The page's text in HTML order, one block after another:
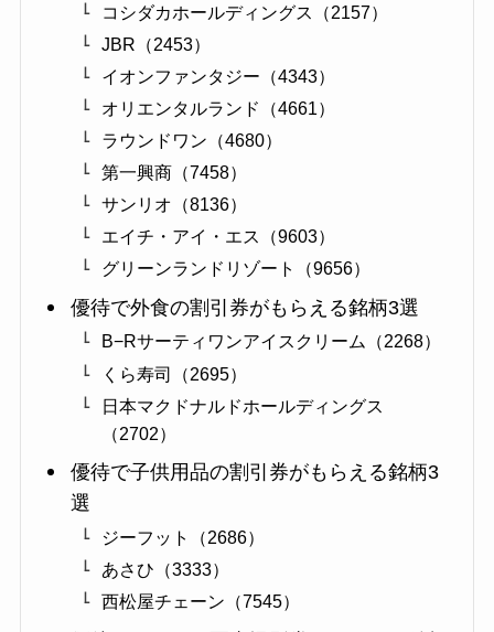
コシダカホールディングス（2157）
JBR（2453）
イオンファンタジー（4343）
オリエンタルランド（4661）
ラウンドワン（4680）
第一興商（7458）
サンリオ（8136）
エイチ・アイ・エス（9603）
グリーンランドリゾート（9656）
優待で外食の割引券がもらえる銘柄3選
B−Rサーティワンアイスクリーム（2268）
くら寿司（2695）
日本マクドナルドホールディングス
（2702）
優待で子供用品の割引券がもらえる銘柄3
選
ジーフット（2686）
あさひ（3333）
西松屋チェーン（7545）